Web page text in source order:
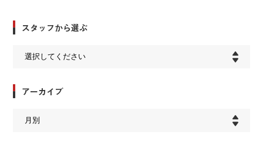
スタッフから選ぶ
アーカイブ